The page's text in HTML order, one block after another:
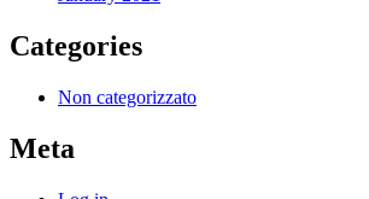
Categories
Non categorizzato
Meta